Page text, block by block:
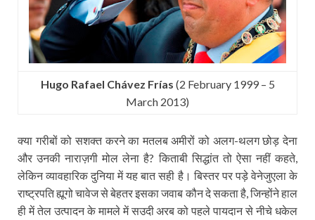
Hugo Rafael Chávez Frías (2 February 1999 – 5
March 2013)
क्या गरीबों को सशक्त करने का मतलब अमीरों को अलग-थलग छोड़ देना
और उनकी नाराज़गी मोल लेना है? किताबी सिद्धांत तो ऐसा नहीं कहते,
लेकिन व्यावहारिक दुनिया में यह बात सही है। बिस्तर पर पड़े वेनेजुएला के
राष्ट्रपति ह्यूगो चावेज से बेहतर इसका जवाब कौन दे सकता है, जिन्होंने हाल
ही में तेल उत्पादन के मामले में सउदी अरब को पहले पायदान से नीचे धकेल